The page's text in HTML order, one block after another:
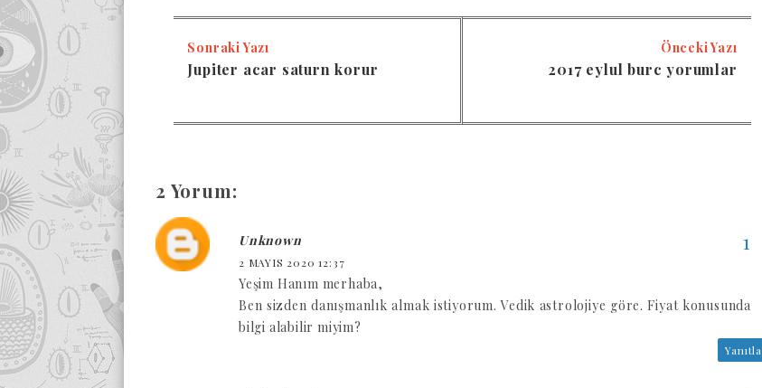
Sonraki Yazı
Jupiter acar saturn korur
Önceki Yazı
2017 eylul burc yorumlar
2 Yorum:
Unknown
2 MAYIS 2020 12:37
Yeşim Hanım merhaba,
Ben sizden danışmanlık almak istiyorum. Vedik astrolojiye göre. Fiyat konusunda
bilgi alabilir miyim?
Yanıtla